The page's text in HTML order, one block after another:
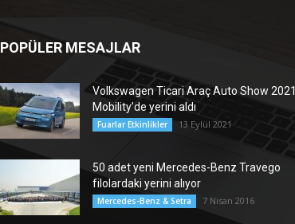
POPÜLER MESAJLAR
Volkswagen Ticari Araç Auto Show 2021
Mobility’de yerini aldı
Fuarlar Etkinlikler 13 Eylül 2021
50 adet yeni Mercedes-Benz Travego
filolardaki yerini alıyor
Mercedes-Benz & Setra 7 Nisan 2016